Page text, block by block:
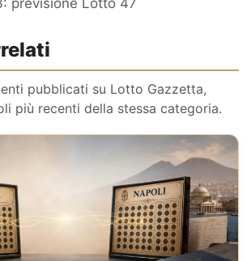
previsione Lotto 47
pubblicati su Lotto Gazzetta,
più recenti della stessa categoria.